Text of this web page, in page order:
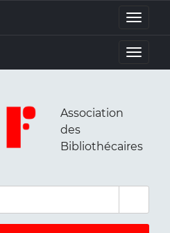
Toggle
Toggle
Association
des
Bibliothécaires